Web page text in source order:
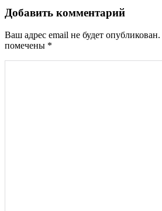
Добавить комментарий
Ваш адрес email не будет опубликован.
помечены *